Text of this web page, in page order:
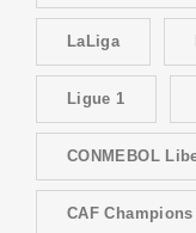
LaLiga
Ligue 1
CONMEBOL
CAF